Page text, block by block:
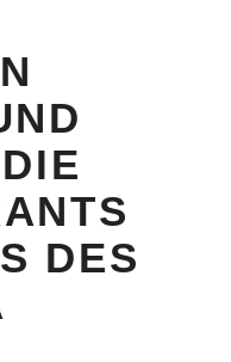
DES